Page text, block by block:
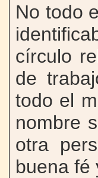
No todo
círculo
de
todo el
nombre
otra
buena fé